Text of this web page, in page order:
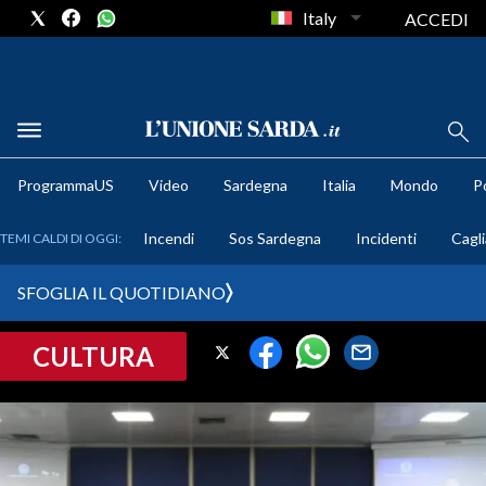
METEO
CRONACA SARDEGNA
PROVINCIA DI CAGLIARI
SULCIS IGLESIENTE
Italy ACCEDI
ProgrammaUS Video Sardegna Italia Mondo
TEMI CALDI DI OGGI: Incendi Sos Sardegna Incidenti
SFOGLIA IL QUOTIDIANO
CULTURA